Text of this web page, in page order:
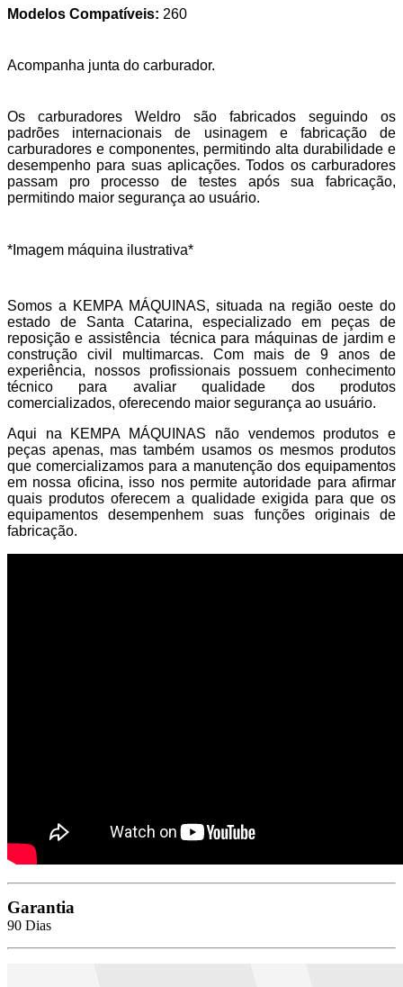
Modelos Compatíveis: 260
Acompanha junta do carburador.
Os carburadores Weldro são fabricados seguindo os
padrões internacionais de usinagem e fabricação de
carburadores e componentes, permitindo alta durabilidade e
desempenho para suas aplicações. Todos os carburadores
passam pro processo de testes após sua fabricação,
permitindo maior segurança ao usuário.
*Imagem máquina ilustrativa*
Somos a KEMPA MÁQUINAS, situada na região oeste do
estado de Santa Catarina, especializado em peças de
reposição e assistência técnica para máquinas de jardim e
construção civil multimarcas. Com mais de 9 anos de
experiência, nossos profissionais possuem conhecimento
técnico para avaliar qualidade dos produtos
comercializados, oferecendo maior segurança ao usuário.
Aqui na KEMPA MÁQUINAS não vendemos produtos e
peças apenas, mas também usamos os mesmos produtos
que comercializamos para a manutenção dos equipamentos
em nossa oficina, isso nos permite autoridade para afirmar
quais produtos oferecem a qualidade exigida para que os
equipamentos desempenhem suas funções originais de
fabricação.
Garantia
90 Dias